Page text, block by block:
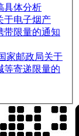
具体分析
于电子烟产
带限量的通知
家邮政局关于
等寄递限量的